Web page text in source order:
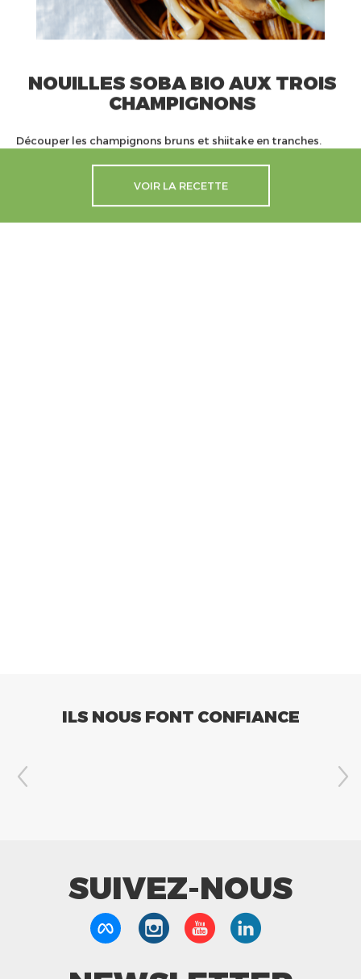
NOUILLES SOBA BIO AUX TROIS
CHAMPIGNONS
Découper les champignons bruns et shiitake en tranches.
VOIR LA RECETTE
ILS NOUS FONT CONFIANCE
SUIVEZ-NOUS